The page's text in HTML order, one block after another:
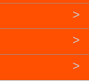
>
>
>